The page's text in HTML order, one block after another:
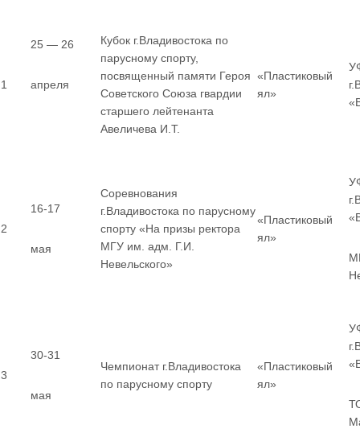
1
25 — 26
апреля
Кубок г.Владивостока по
парусному спорту,
посвященный памяти Героя
Советского Союза гвардии
старшего лейтенанта
Авеличева И.Т.
«Пластиковый
ял»
2
16-17
мая
Соревнования
г.Владивостока по парусному
спорту «На призы ректора
МГУ им. адм. Г.И.
Невельского»
«Пластиковый
ял»
3
30-31
мая
Чемпионат г.Владивостока
по парусному спорту
«Пластиковый
ял»